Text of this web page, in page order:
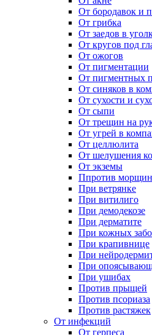
От бородавок и
От грибка
От заедов в
От кругов под
От ожогов
От пигментации
От пигментных
От синяков в
От сухости и
От сыпи
От трещин на
От угрей в
От целлюлита
От шелушения
От экземы
Ппротив морщин
При ветрянке
При витилиго
При демодекозе
При дерматите
При кожных
При крапивнице
При
При
При ушибах
Против прыщей
Против псориаза
Против растяжек
От инфекций
От герпеса